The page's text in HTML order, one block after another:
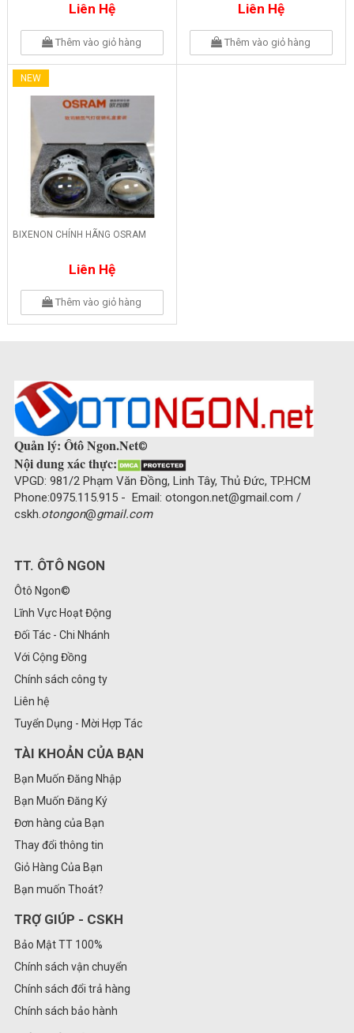
Liên Hệ
Thêm vào giỏ hàng
Liên Hệ
Thêm vào giỏ hàng
NEW
BIXENON CHÍNH HÃNG OSRAM
Liên Hệ
Thêm vào giỏ hàng
Quản lý: Ôtô Ngon.Net©
Nội dung xác thực:
VPGD: 981/2 Phạm Văn Đồng, Linh Tây, Thủ Đức, TP.HCM
Phone:0975.115.915 - Email: otongon.net@gmail.com /
cskh.otongon@gmail.com
TT. ÔTÔ NGON
Ôtô Ngon©
Lĩnh Vực Hoạt Động
Đối Tác - Chi Nhánh
Với Cộng Đồng
Chính sách công ty
Liên hệ
Tuyển Dụng - Mời Hợp Tác
TÀI KHOẢN CỦA BẠN
Bạn Muốn Đăng Nhập
Bạn Muốn Đăng Ký
Đơn hàng của Bạn
Thay đổi thông tin
Giỏ Hàng Của Bạn
Bạn muốn Thoát?
TRỢ GIÚP - CSKH
Bảo Mật TT 100%
Chính sách vận chuyển
Chính sách đổi trả hàng
Chính sách bảo hành